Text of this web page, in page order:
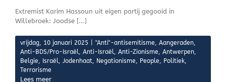
Extremist Karim Hassoun uit eigen partij gegooid in
Willebroek: Joodse [...]
vrijdag, 10 januari 2025 "Anti"-antisemitisme, Aangeraden,
Anti-BDS/Pro-Israël, Anti-Israël, Anti-Zionisme, Antwerpen,
Belgie, Israël, Jodenhaat, Negationisme, People, Politiek,
Terrorisme
Lees meer